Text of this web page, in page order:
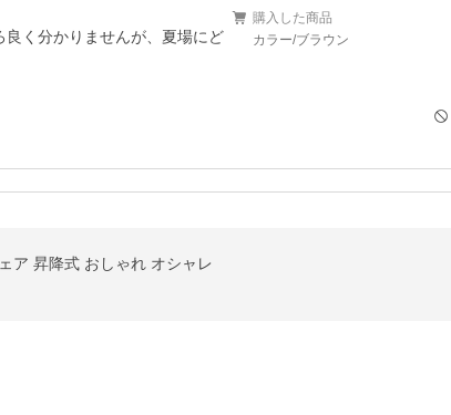
く分かりませんが、夏場にど
購入した商品
カラー/ブラウン
ア 昇降式 おしゃれ オシャレ